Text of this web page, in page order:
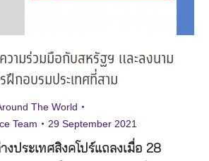
วามร่วมมือกับสหรัฐฯ และลงนาม
ฝึกอบรมประเทศที่สาม
The World
Team 29 September 2021
งประเทศสิงคโปร์แถลงเมื่อ 28